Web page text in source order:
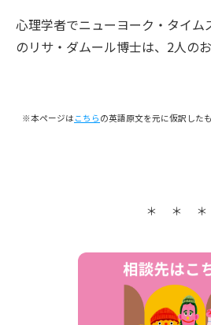
心理学者でニューヨーク・タイム
のリサ・ダムール博士は、2人の
※本ページは こちら の英語原文を元に仮訳した